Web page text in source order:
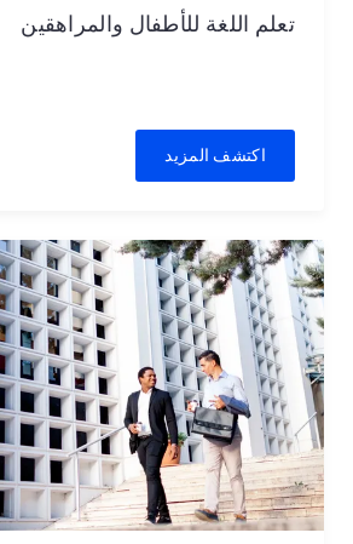
تعلم اللغة للأطفال والمراهقين
اكتشف المزيد